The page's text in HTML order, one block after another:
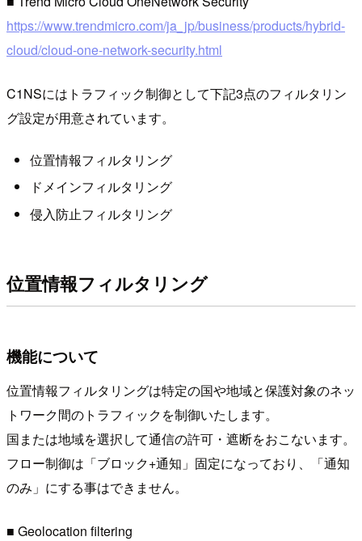
https://www.trendmicro.com/ja_jp/business/products/hybrid-
cloud/cloud-one-network-security.html
C1NSにはトラフィック制御として下記3点のフィルタリン
グ設定が用意されています。
位置情報フィルタリング
ドメインフィルタリング
侵入防止フィルタリング
位置情報フィルタリング
機能について
位置情報フィルタリングは特定の国や地域と保護対象のネッ
トワーク間のトラフィックを制御いたします。
国または地域を選択して通信の許可・遮断をおこないます。
フロー制御は「ブロック+通知」固定になっており、「通知
のみ」にする事はできません。
■ Geolocation filtering